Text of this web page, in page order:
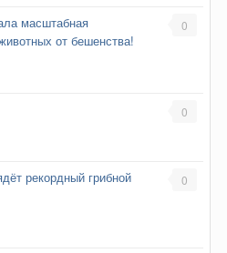
0
масштабная
от бешенства!
0
0
рекордный грибной